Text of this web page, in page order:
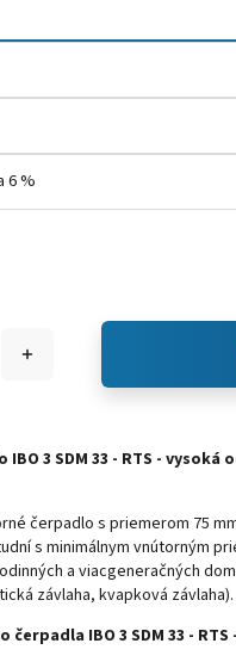
6 %
IBO 3 SDM 33 - RTS -
čerpadlo s priemerom 75
s minimálnym vnútorným
a viacgeneračných
závlaha, kvapková závlaha).
čerpadla IBO 3 SDM 33 -